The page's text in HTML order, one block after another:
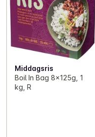
Middagsris
Boil In Bag 8x125g, 1
kg, R